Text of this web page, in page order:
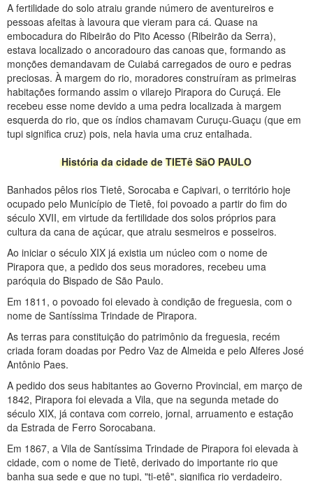
A fertilidade do solo atraiu grande número de aventureiros e
pessoas afeitas à lavoura que vieram para cá. Quase na
embocadura do Ribeirão do Pito Acesso (Ribeirão da Serra),
estava localizado o ancoradouro das canoas que, formando as
monções demandavam de Cuiabá carregados de ouro e pedras
preciosas. À margem do rio, moradores construíram as primeiras
habitações formando assim o vilarejo Pirapora do Curuçá. Ele
recebeu esse nome devido a uma pedra localizada à margem
esquerda do rio, que os índios chamavam Curuçu-Guaçu (que em
tupi significa cruz) pois, nela havia uma cruz entalhada.
História da cidade de TIETê SãO PAULO
Banhados pêlos rios Tietê, Sorocaba e Capivari, o território hoje
ocupado pelo Município de Tietê, foi povoado a partir do fim do
século XVII, em virtude da fertilidade dos solos próprios para
cultura da cana de açúcar, que atraiu sesmeiros e posseiros.
Ao iniciar o século XIX já existia um núcleo com o nome de
Pirapora que, a pedido dos seus moradores, recebeu uma
paróquia do Bispado de São Paulo.
Em 1811, o povoado foi elevado à condição de freguesia, com o
nome de Santíssima Trindade de Pirapora.
As terras para constituição do patrimônio da freguesia, recém
criada foram doadas por Pedro Vaz de Almeida e pelo Alferes José
Antônio Paes.
A pedido dos seus habitantes ao Governo Provincial, em março de
1842, Pirapora foi elevada a Vila, que na segunda metade do
século XIX, já contava com correio, jornal, arruamento e estação
da Estrada de Ferro Sorocabana.
Em 1867, a Vila de Santíssima Trindade de Pirapora foi elevada à
cidade, com o nome de Tietê, derivado do importante rio que
banha sua sede e que no tupi, "ti-etê", significa rio verdadeiro.